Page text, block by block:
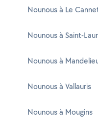
Nounous à Le
Nounous à Saint-
Nounous à
Nounous à Vallauris
Nounous à Mougins